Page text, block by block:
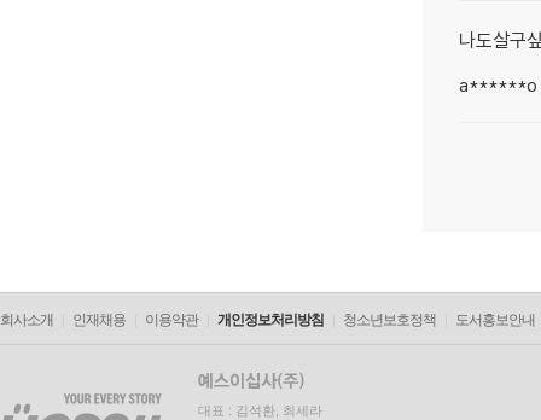
나도살구
a******o
회사소개 인재채용 이용약관 개인정보처리방침 청소년보호정책 도서홍보안내
대표 : 김석환, 최세라